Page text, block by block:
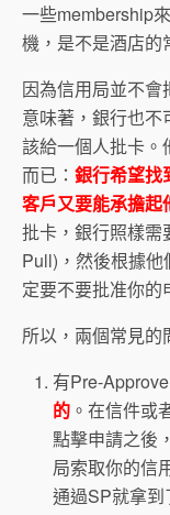
一些membership
機，是不是酒店的
因為信用局並不
意味著，銀行也
該給一個人批卡。
而已： 銀行希望找
客戶又要能承擔起
批卡，銀行照樣需
Pull)，然後根據
定要不要批准你的
所以，兩個常見的
有Pre-
的 。在信件或
點擊申請之後
局索取你的信
通過SP就拿